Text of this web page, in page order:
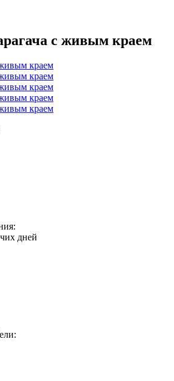
с живым краем
дней